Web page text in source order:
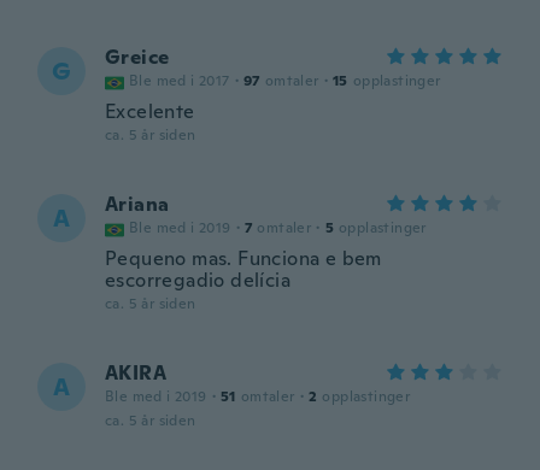
G Greice
Ble med i 2017 · 97 omtaler · 15 opplastinger
Excelente
ca. 5 år siden
A Ariana
Ble med i 2019 · 7 omtaler · 5 opplastinger
Pequeno mas. Funciona e bem
escorregadio delícia
ca. 5 år siden
A AKIRA
Ble med i 2019 · 51 omtaler · 2 opplastinger
ca. 5 år siden